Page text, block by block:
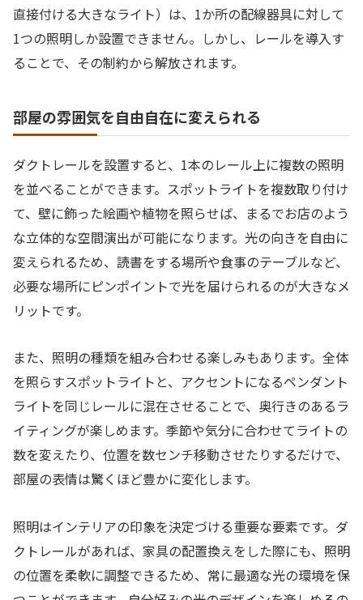
直接付ける大きなライト）は、1か所の配線器具に対して
1つの照明しか設置できません。しかし、レールを導入す
ることで、その制約から解放されます。
部屋の雰囲気を自由自在に変えられる
ダクトレールを設置すると、1本のレール上に複数の照明
を並べることができます。スポットライトを複数取り付け
て、壁に飾った絵画や植物を照らせば、まるでお店のよう
な立体的な空間演出が可能になります。光の向きを自由に
変えられるため、読書をする場所や食事のテーブルなど、
必要な場所にピンポイントで光を届けられるのが大きなメ
リットです。
また、照明の種類を組み合わせる楽しみもあります。全体
を照らすスポットライトと、アクセントになるペンダント
ライトを同じレールに混在させることで、奥行きのあるラ
イティングが楽しめます。季節や気分に合わせてライトの
数を変えたり、位置を数センチ移動させたりするだけで、
部屋の表情は驚くほど豊かに変化します。
照明はインテリアの印象を決定づける重要な要素です。ダ
クトレールがあれば、家具の配置換えをした際にも、照明
の位置を柔軟に調整できるため、常に最適な光の環境を保